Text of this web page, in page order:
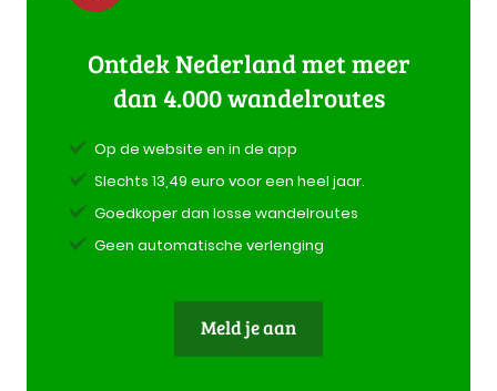
Ontdek Nederland met meer
dan 4.000 wandelroutes
Op de website en in de app
Slechts 13,49 euro voor een heel jaar.
Goedkoper dan losse wandelroutes
Geen automatische verlenging
Meld je aan